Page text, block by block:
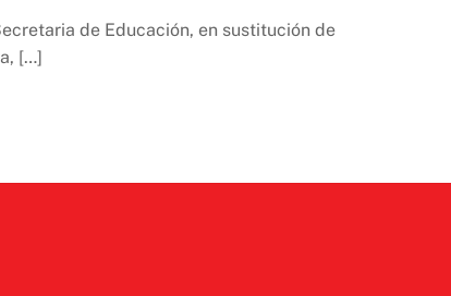
de Educación, en sustitución de
[…]